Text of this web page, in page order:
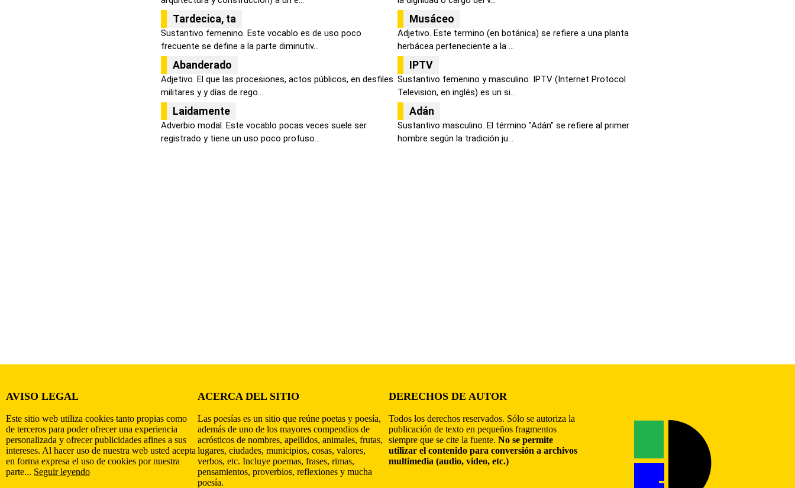
Tardecica, ta
Sustantivo femenino. Este vocablo es de uso poco
frecuente se define a la parte diminutiv...
Musáceo
Adjetivo. Este termino (en botánica) se refiere a una planta
herbácea perteneciente a la ...
Abanderado
Adjetivo. El que las procesiones, actos públicos, en desfiles
militares y y días de rego...
IPTV
Sustantivo femenino y masculino. IPTV (Internet Protocol
Television, en inglés) es un si...
Laidamente
Adverbio modal. Este vocablo pocas veces suele ser
registrado y tiene un uso poco profuso...
Adán
Sustantivo masculino. El término "Adán" se refiere al primer
hombre según la tradición ju...
AVISO LEGAL
Este sitio web utiliza cookies tanto propias como
de terceros para poder ofrecer una experiencia
personalizada y ofrecer publicidades afines a sus
intereses. Al hacer uso de nuestra web usted acepta
en forma expresa el uso de cookies por nuestra
parte... Seguir leyendo
ACERCA DEL SITIO
Las poesías es un sitio que reúne poetas y poesía,
además de uno de los mayores compendios de
acrósticos de nombres, apellidos, animales, frutas,
lugares, ciudades, municipios, cosas, valores,
verbos, etc. Incluye poemas, frases, rimas,
pensamientos, proverbios, reflexiones y mucha
poesía.
DERECHOS DE AUTOR
Todos los derechos reservados. Sólo se autoriza la
publicación de texto en pequeños fragmentos
siempre que se cite la fuente. No se permite
utilizar el contenido para conversión a archivos
multimedia (audio, video, etc.)